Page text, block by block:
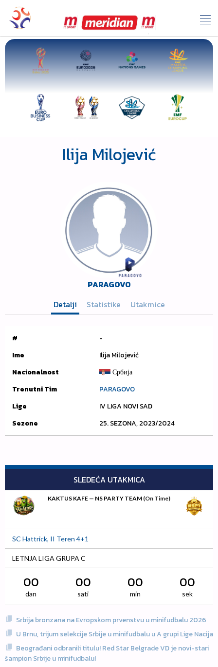
Ilija Milojević
PARAGOVO
Detalji
Statistike Utakmice
#
-
Ime
Ilija Milojević
Nacionalnost
Србија
Trenutni Tim
PARAGOVO
Lige
IV LIGA NOVI SAD
Sezone
25. SEZONA, 2023/2024
SLEDEĆA UTAKMICA
KAKTUS KAFE — NS PARTY TEAM (On Time)
SC Hattrick, II Teren 4+1
LETNJA LIGA GRUPA C
00
dan
00
sati
00
min
00
sek
Srbija bronzana na Evropskom prvenstvu u minifudbalu 2026
U Brnu, trijum selekcije Srbije u minifudbalu u A grupi Lige Nacija
Beograđani odbranili titulu! Red Star Belgrade VD je novi-stari
šampion Srbije u minifudbalu!